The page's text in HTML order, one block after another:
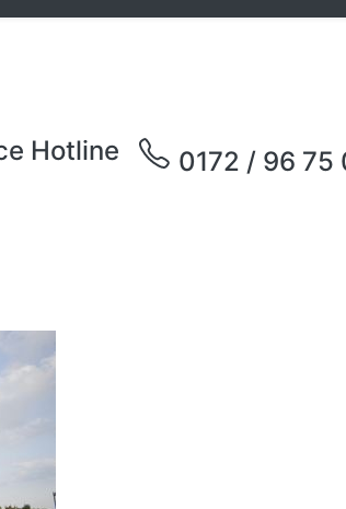
Hotline 0172 / 96 75